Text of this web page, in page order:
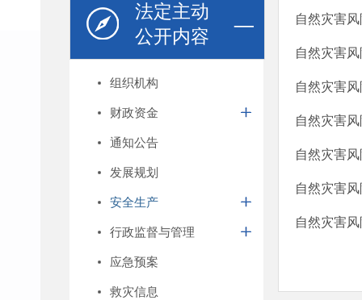
法定主动
公开内容
组织机构
财政资金
通知公告
发展规划
安全生产
行政监督与管理
应急预案
救灾信息
自然灾害
自然灾害
自然灾害
自然灾害
自然灾害
自然灾害
自然灾害